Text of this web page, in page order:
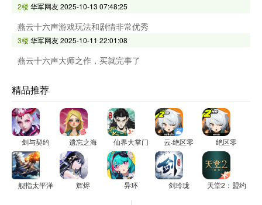
2楼华军网友2025-10-13 07:48:25
燕云十六声游戏玩法和剧情非常优秀
3楼华军网友2025-10-11 22:01:08
燕云十六声大师之作，买就完事了
精品推荐
剑与契约 遗忘之海 仙界大掌门 云·绝区零 绝区零
舰指太平洋 辉烬 异环 剑玲珑 天堂2：盟约